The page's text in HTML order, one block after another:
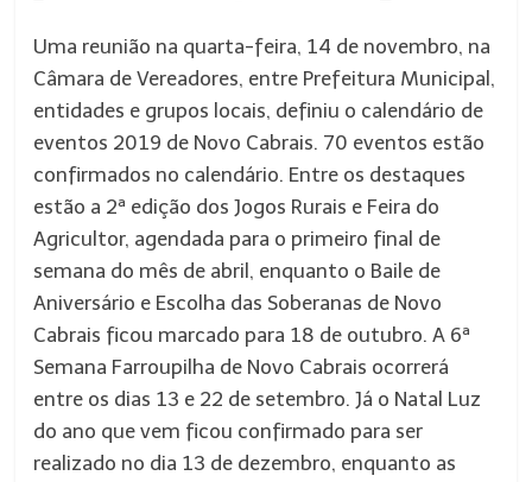
Uma reunião na quarta-feira, 14 de novembro, na
Câmara de Vereadores, entre Prefeitura Municipal,
entidades e grupos locais, definiu o calendário de
eventos 2019 de Novo Cabrais. 70 eventos estão
confirmados no calendário. Entre os destaques
estão a 2ª edição dos Jogos Rurais e Feira do
Agricultor, agendada para o primeiro final de
semana do mês de abril, enquanto o Baile de
Aniversário e Escolha das Soberanas de Novo
Cabrais ficou marcado para 18 de outubro. A 6ª
Semana Farroupilha de Novo Cabrais ocorrerá
entre os dias 13 e 22 de setembro. Já o Natal Luz
do ano que vem ficou confirmado para ser
realizado no dia 13 de dezembro, enquanto as